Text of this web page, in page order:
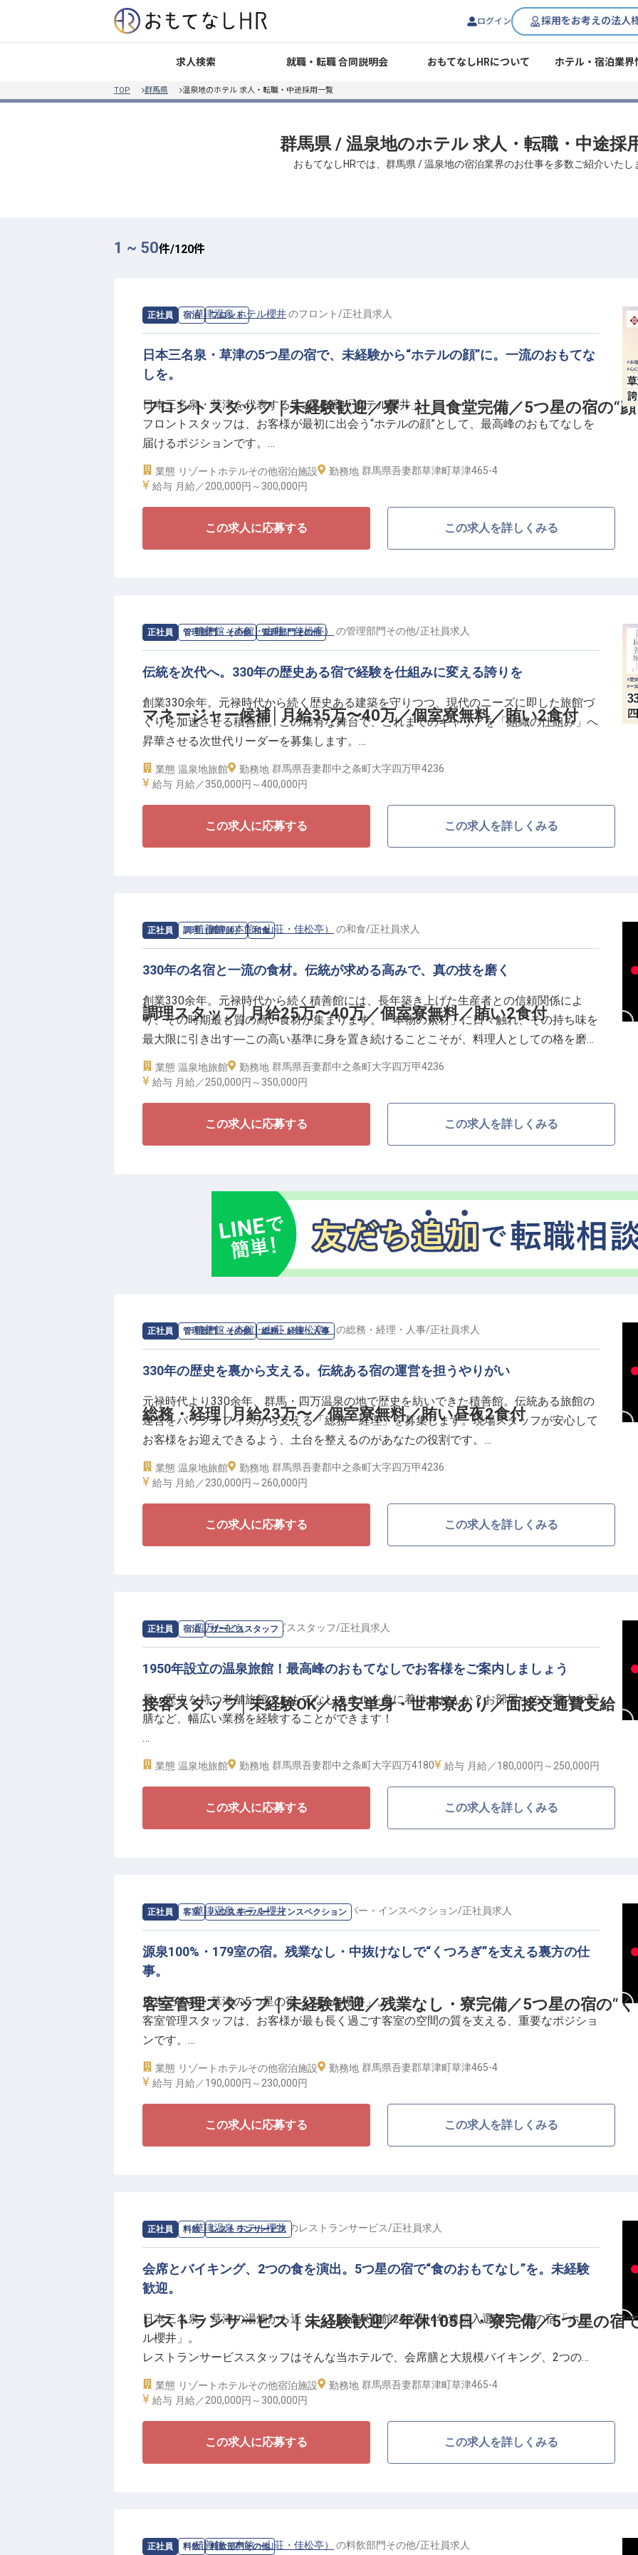
ログイン 採用をお考えの法人
求人検索 就職・転職 合同説明会 おもてなしHRについて ホテル・宿泊業界
TOP 群馬県 温泉地のホテル 求人・転職・中途採用一覧
群馬県 / 温泉地のホテル 求人・転職・中途採
おもてなしHRでは、群馬県 / 温泉地の宿泊業界のお仕事を多数ご紹介いたし
1 ~ 50件/120件
正社員 宿泊 フロント
フロントスタッフ｜未経験歓迎／寮・社員食堂完備／5つ星の宿の“顔
求人情報：草津温泉 ホテル櫻井のフロント /正社員求人
日本三名泉・草津の5つ星の宿で、未経験から“ホテルの顔”に。一流のおもてな
しを。
日本三名泉・草津を代表する5つ星の宿「ホテル櫻井」。
フロントスタッフは、お客様が最初に出会う“ホテルの顔”として、最高峰のおもてなしを
届けるポジションです。
湯畑から徒歩9分、人気温泉旅館ホテル250選に14年連続入選する「ホテル櫻井」。フロ
チェックイン・アウトの事務にとどまらず、お客様が何を求めているか一歩先を読んだ心
実力次第で20代前半からリーダー登用も可能。連日の櫻太鼓・湯もみショーで賑わう“魅
せる宿”で、真のホスピタリティを追求しませんか。
業態 リゾートホテルその他宿泊施設 勤務地 群馬県吾妻郡草津町草津465-4
給与 月給／200,000円～ 300,000円
この求人に応募する この求人を詳しくみる
正社員 管理部門・その他 管理部門その他
マネージャー候補│月給35万〜40万／個室寮無料／賄い2食付
求人情報：積善館（本館・山荘・佳松亭） の管理部門その他/正社員求人
伝統を次代へ。330年の歴史ある宿で経験を仕組みに変える誇りを
創業330余年。元禄時代から続く歴史ある建築を守りつつ、現代のニーズに即した旅館づ
くりを加速させる積善館。この稀有な舞台で、これまでのキャリアを「組織の仕組み」へ
昇華させる次世代リーダーを募集します。
お任せするのは、現場の運営管理、スタッフ育成、サービス品質向上のための仕組みづく
ています。経験を尊重し、大きな裁量を持って取り組める環境です。
■3施設を横断的に統括。大規模な組織運営を担う圧倒的なやりがい
■数字と仕組みに基づく業務改善。理想の宿づくりを追求できる裁量権
歴史を背負いつつ新しい風を吹き込む。それは積善館のマネージャーならではの醍醐味で
す。歴史の守り手、そして組織の変革者として。あなたのマネジメント人生の集大成を、
ここで形にしませんか。
業態 温泉地旅館 勤務地 群馬県吾妻郡中之条町大字四万甲4236
給与 月給／350,000円～400,000円
この求人に応募する この求人を詳しくみる
正社員 調理（調理師） 和食
調理スタッフ│月給25万〜40万／個室寮無料／賄い2食付
求人情報：積善館（本館・山荘・佳松亭） の和食/正社員求人
330年の名宿と一流の食材。伝統が求める高みで、真の技を磨く
創業330余年。元禄時代から続く積善館には、長年築き上げた生産者との信頼関係によ
り、その時期最も質の高い食材が集まります。「本物の素材」に日々触れ、その持ち味を
最大限に引き出す―この高い基準に身を置き続けることこそが、料理人としての格を磨く
最高の環境となります。
盛り付けの基礎から丁寧に指導します。経験者の方には即戦力として、地産地消を極めた
■月給25万〜40万円＋昨年度賞与最高80万円。磨いた技術や実績を正当に評価
■寮費全額会社負担（個室）＆賄い2食付。生活コストを最小限に抑え修業に専念
■3つの館を横断。館ごとに異なる多彩な献立に触れ、幅広い調理スキルを習得
■転勤なし。四万の豊かな自然に包まれ、落ち着いた環境で職人の道を究められる
業態 温泉地旅館 勤務地 群馬県吾妻郡中之条町大字四万甲4236
給与 月給／250,000円～ 350,000円
この求人に応募する この求人を詳しくみる
正社員 管理部門・その他 総務・経理・人事
総務・経理│月給23万〜／個室寮無料／賄い昼夜2食付
求人情報：積善館（本館・山荘・佳松亭） の総務・経理・人事/正社員求人
330年の歴史を裏から支える。伝統ある宿の運営を担うやりがい
元禄時代より330余年、群馬・四万温泉の地で歴史を紡いできた積善館。伝統ある旅館の
運営をバックオフィスから支える「総務・経理」を募集します。現場スタッフが安心して
お客様をお迎えできるよう、土台を整えるのがあなたの役割です。
「事務経験がないから不安」という方もご安心ください。基本的なPC操作ができ、誠実
種出身の先輩も多く活躍しており、着実にスキルを磨ける体制が整っています。
■転勤なし。歴史ある静かな地で、将来を見据えてキャリアを築ける安心感
■職種未経験OK。老舗ならではの温かな育成文化で、一生モノの事務スキルを習得
スタッフ同士が助け合う風通しの良い職場です。事務スキルを磨くだけでなく、歴史ある
宿を陰から支える誇りを感じながら、新しい一歩を踏み出しませんか。
業態 温泉地旅館 勤務地 群馬県吾妻郡中之条町大字四万甲4236
給与 月給／230,000円～ 260,000円
この求人に応募する この求人を詳しくみる
正社員 宿泊 サービススタッフ
接客スタッフ│未経験OK／格安単身・世帯寮あり／面接交通費支給
求人情報：四万たむら のサービススタッフ/正社員求人
1950年設立の温泉旅館！最高峰のおもてなしでお客様をご案内しましょう
長い歴史を持つ老舗旅館でおもてなしスキルを身に着けませんか？お部屋へのご案内や配
膳など、幅広い業務を経験することができます！
★嬉しい待遇・福利厚生★
・社員専用浴場で、四万の病に利くと言われる四万温泉を満喫
に削減できます。群馬へのU・Iターンの方にもおすすめです！個室なのでプライバシーも
しっかり確保しながら、四万温泉の魅力を届けるキャリアを描きませんか？
【四万たむら】
ら」。7つの湯とともに、自然に囲まれ、のんびりとした温泉三昧の時間を提供していま
す。清らかな滝の景色を満喫できる露天風呂、幻の湯とも呼ばれる川原の中に掘った混浴
野天風呂、高・中・低温が揃う大浴場など、贅沢な温泉旅をサポートします。温泉アドバ
イザーや温泉ソムリエも在籍する当館で、おもてなしのプロに！
業態 温泉地旅館 勤務地 群馬県吾妻郡中之条町大字四万4180 給与 月給／180,000円～ 250,000円
この求人に応募する この求人を詳しくみる
正社員 客室 ハウスキーパー・インスペクション
客室管理スタッフ｜未経験歓迎／残業なし・寮完備／5つ星の宿の“
求人情報：草津温泉 ホテル櫻井のハウスキーパー・インスペクション/正社員求人
源泉100%・179室の宿。残業なし・中抜けなしで“くつろぎ”を支える裏方の仕
事。
日本三名泉・草津の5つ星の宿「ホテル櫻井」。
客室管理スタッフは、お客様が最も長く過ごす客室の空間の質を支える、重要なポジショ
ンです。
加水なし源泉100%・草津最大級の大浴場を誇る「ホテル櫻井」。客室管理は、単なる清
179室の大規模だからこそ、効率的で正確な仕事力と、5つ星ならではの細やかな気配り
未経験でも、先輩スタッフのフォローのもと、現場での経験を通じてプロの視点での空間
管理スキルを一つひとつ着実に習得していただけるので、ご安心ください。
業態 リゾートホテルその他宿泊施設 勤務地 群馬県吾妻郡草津町草津465-4
給与 月給／190,000円～ 230,000円
この求人に応募する この求人を詳しくみる
正社員 料飲 レストランサービス
レストランサービス｜未経験歓迎／年休105日・寮完備／5つ星の宿
求人情報：草津温泉 ホテル櫻井 のレストランサービス/正社員求人
会席とバイキング、2つの食を演出。5つ星の宿で“食のおもてなし”を。未経験
歓迎。
日本三名泉・草津の湯畑から近く、人気温泉旅館250選14年連続入選の5つ星の宿「ホテ
ル櫻井」。
レストランサービススタッフはそんな当ホテルで、会席膳と大規模バイキング、2つのス
タイルで“非日常の食”を、お客様に届けるポジションです。
から和洋中のバイキングまで、旅のハイライトである“食事の時間”を演出。日本有数の温
間です。
業態 リゾートホテルその他宿泊施設 勤務地 群馬県吾妻郡草津町草津465-4
給与 月給／200,000円～ 300,000円
この求人に応募する この求人を詳しくみる
正社員 料飲 料飲部門その他
求人情報：積善館（本館・山荘・佳松亭） の料飲部門その他/正社員求人